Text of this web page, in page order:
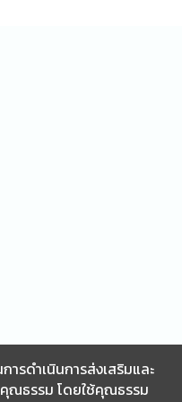
รดำเนินการส่งเสริมและ
ธรรม โดยใช้คุณธรรม